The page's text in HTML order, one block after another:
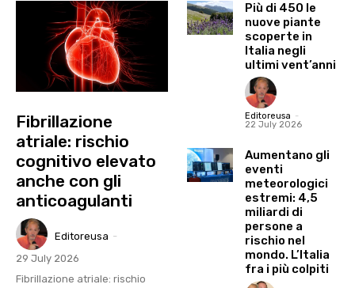
Fibrillazione
atriale: rischio
cognitivo elevato
anche con gli
anticoagulanti
Editoreusa -
29 July 2026
Fibrillazione atriale: rischio
Più di 450 le
nuove piante
scoperte in
Italia negli
ultimi vent’anni
Editoreusa -
22 July 2026
Aumentano gli
eventi
meteorologici
estremi: 4,5
miliardi di
persone a
rischio nel
mondo. L’Italia
fra i più colpiti